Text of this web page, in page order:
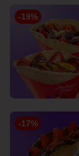
-19%
-17%